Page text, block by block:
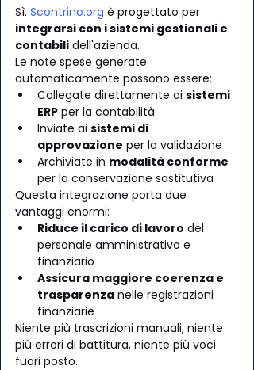
Sì. Scontrino.org è progettato per
integrarsi con i sistemi gestionali e
contabili dell'azienda.
Le note spese generate
automaticamente possono essere:
Collegate direttamente ai sistemi
ERP per la contabilità
Inviate ai sistemi di
approvazione per la validazione
Archiviate in modalità conforme
per la conservazione sostitutiva
Questa integrazione porta due
vantaggi enormi:
Riduce il carico di lavoro del
personale amministrativo e
finanziario
Assicura maggiore coerenza e
trasparenza nelle registrazioni
finanziarie
Niente più trascrizioni manuali, niente
più errori di battitura, niente più voci
fuori posto.